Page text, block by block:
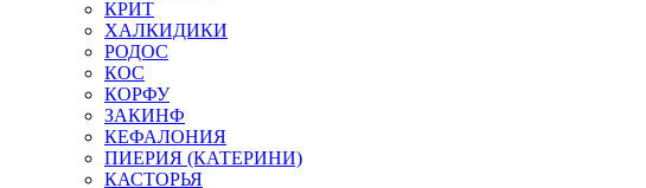
КРИТ
ХАЛКИДИКИ
РОДОС
КОС
КОРФУ
ЗАКИНФ
КЕФАЛОНИЯ
ПИЕРИЯ (КАТЕРИНИ)
КАСТОРЬЯ